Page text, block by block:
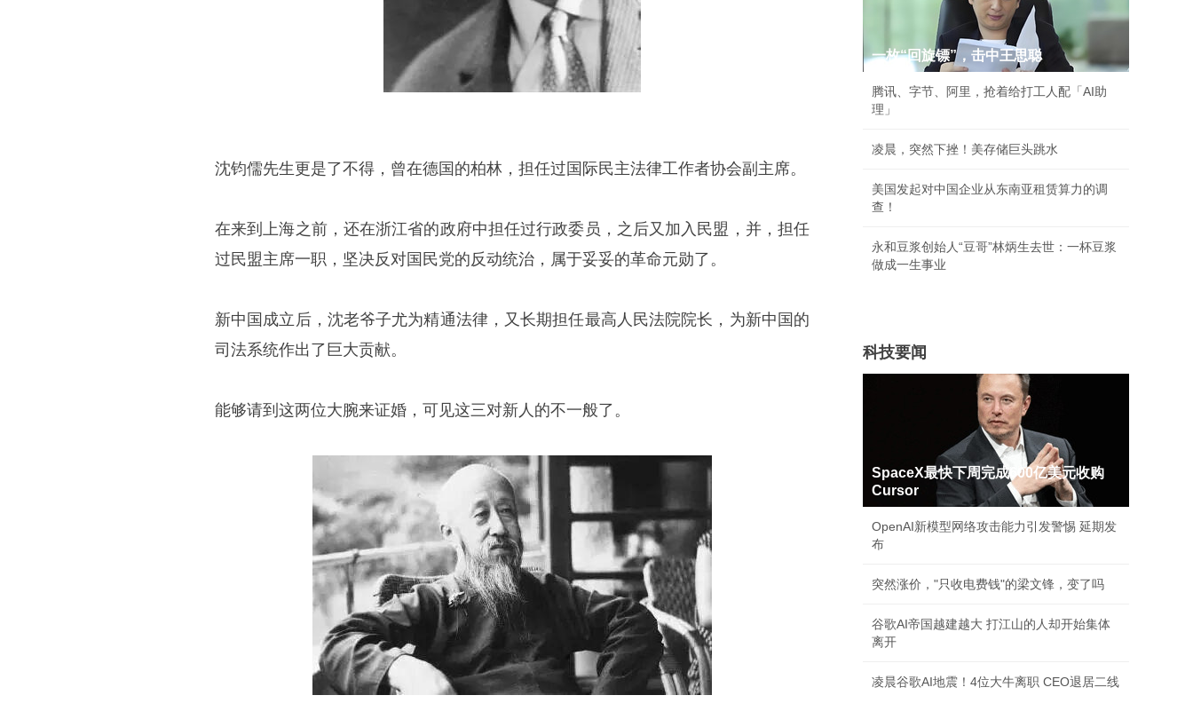
沈钧儒先生更是了不得，曾在德国的柏林，担任过国际民主法律工作者协会副主席。
在来到上海之前，还在浙江省的政府中担任过行政委员，之后又加入民盟，并，担任
过民盟主席一职，坚决反对国民党的反动统治，属于妥妥的革命元勋了。
新中国成立后，沈老爷子尤为精通法律，又长期担任最高人民法院院长，为新中国的
司法系统作出了巨大贡献。
能够请到这两位大腕来证婚，可见这三对新人的不一般了。
一枚“回旋镖”，击中王思聪
腾讯、字节、阿里，抢着给打工人配「AI助
理」
凌晨，突然下挫！美存储巨头跳水
美国发起对中国企业从东南亚租赁算力的调
查！
永和豆浆创始人“豆哥”林炳生去世：一杯豆浆
做成一生事业
科技要闻
SpaceX最快下周完成600亿美元收购
Cursor
OpenAI新模型网络攻击能力引发警惕 延期发
布
突然涨价，"只收电费钱"的梁文锋，变了吗
谷歌AI帝国越建越大 打江山的人却开始集体
离开
凌晨谷歌AI地震！4位大牛离职 CEO退居二线